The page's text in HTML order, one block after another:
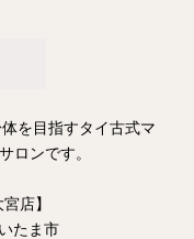
を目指すタイ古式マ
ロンです。
店】
たま市